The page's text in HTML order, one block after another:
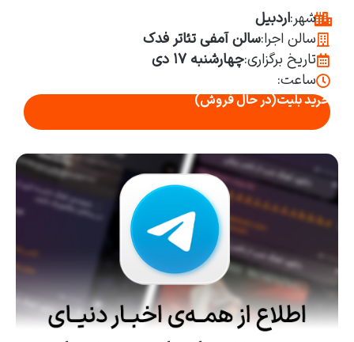
شهر:اردبیل
سالن اجرا:سالن آمفی تئاتر فدک
تاریخ برگزاری:چهارشنبه ۱۷ دی
ساعت:
خرید بلیت(در حال فروش)